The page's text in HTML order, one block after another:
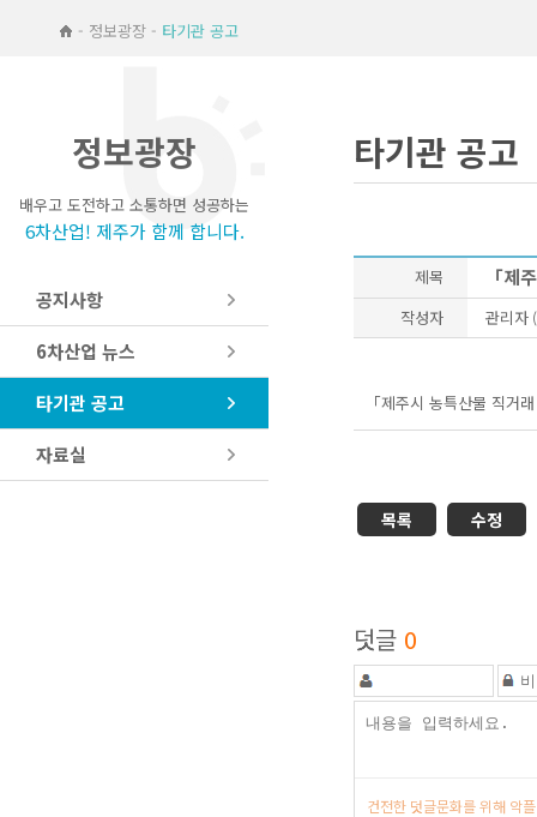
- 정보광장 - 타기관 공고
정보광장
배우고 도전하고 소통하면 성공하는
6차산업! 제주가 함께 합니다.
공지사항
6차산업 뉴스
타기관 공고
자료실
타기관 공고
제목 「제
작성자 관리자
「제주시 농특산물 직거
목록 수정
덧글 0
건전한 덧글문화를 위해 악